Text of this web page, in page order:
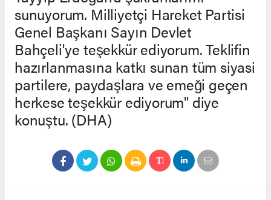
sunuyorum. Milliyetçi Hareket Partisi
Genel Başkanı Sayın Devlet
Bahçeli'ye teşekkür ediyorum. Teklifin
hazırlanmasına katkı sunan tüm siyasi
partilere, paydaşlara ve emeği geçen
herkese teşekkür ediyorum" diye
konuştu. (DHA)